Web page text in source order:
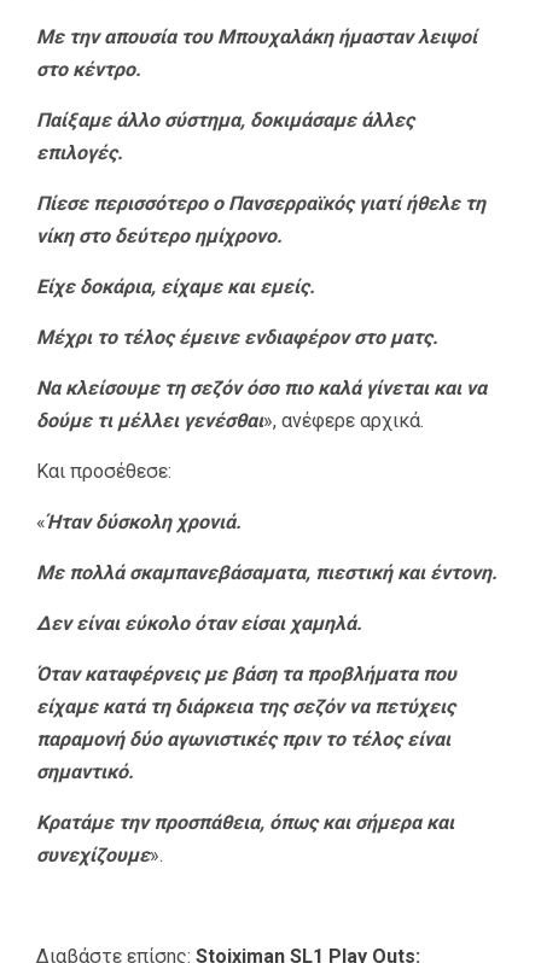
Με την απουσία του Μπουχαλάκη ήμασταν λειψοί
στο κέντρο.
Παίξαμε άλλο σύστημα, δοκιμάσαμε άλλες
επιλογές.
Πίεσε περισσότερο ο Πανσερραϊκός γιατί ήθελε τη
νίκη στο δεύτερο ημίχρονο.
Είχε δοκάρια, είχαμε και εμείς.
Μέχρι το τέλος έμεινε ενδιαφέρον στο ματς.
Να κλείσουμε τη σεζόν όσο πιο καλά γίνεται και να
δούμε τι μέλλει γενέσθαι», ανέφερε αρχικά.
Και προσέθεσε:
«Ήταν δύσκολη χρονιά.
Με πολλά σκαμπανεβάσαματα, πιεστική και έντονη.
Δεν είναι εύκολο όταν είσαι χαμηλά.
Όταν καταφέρνεις με βάση τα προβλήματα που
είχαμε κατά τη διάρκεια της σεζόν να πετύχεις
παραμονή δύο αγωνιστικές πριν το τέλος είναι
σημαντικό.
Κρατάμε την προσπάθεια, όπως και σήμερα και
συνεχίζουμε».
Διαβάστε επίσης: Stoiximan SL1 Play Outs: